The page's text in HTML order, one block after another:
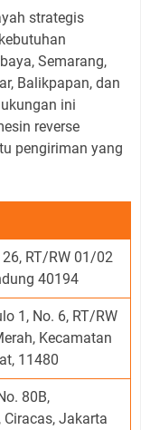
strategis
Semarang,
Balikpapan, dan
ini
reverse
pengiriman yang
RT/RW 01/02
40194
1, No. 6, RT/RW
Kecamatan
11480
80B,
Ciracas, Jakarta